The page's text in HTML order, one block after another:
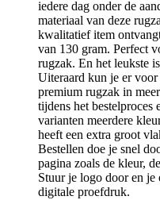
iedere dag onder de
materiaal van deze
kwalitatief item
van 130 gram. Perfect
rugzak. En het leukste
Uiteraard kun je er voor
premium rugzak in
tijdens het bestelproces
varianten meerdere
heeft een extra groot
Bestellen doe je snel
pagina zoals de kleur,
Stuur je logo door en je
digitale proefdruk.